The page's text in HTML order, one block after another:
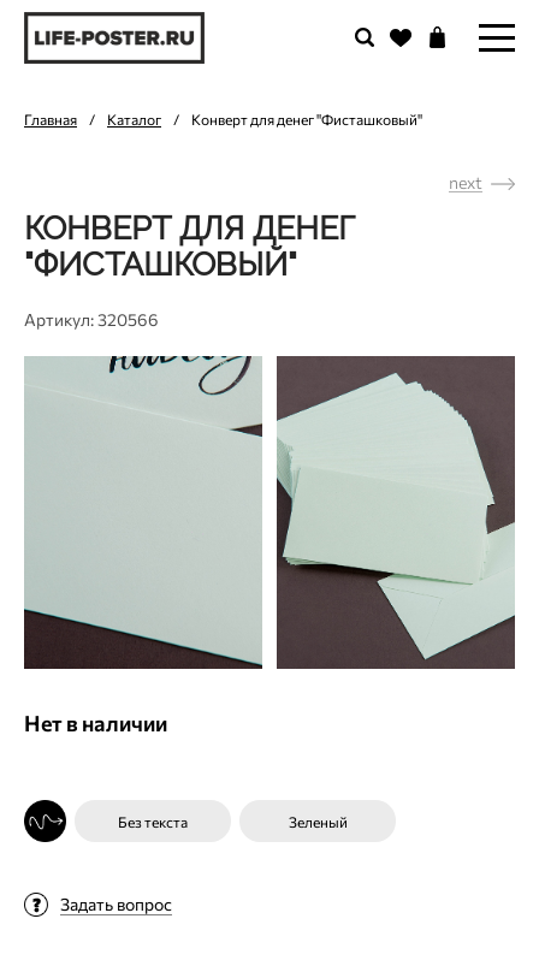
Главная / Каталог / Конверт для денег "Фисташковый"
next
КОНВЕРТ ДЛЯ ДЕНЕГ
"ФИСТАШКОВЫЙ"
Артикул: 320566
Нет в наличии
Без текста Зеленый
Задать вопрос